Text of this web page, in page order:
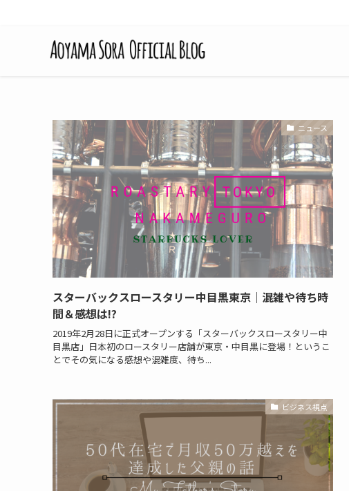
ニュース
スターバックスロースタリー中目黒東京｜混雑や待ち時
間＆感想は!?
2019年2月28日に正式オープンする「スターバックスロースタリー中
目黒店」日本初のロースタリー店舗が東京・中目黒に登場！というこ
とでその気になる感想や混雑度、待ち...
ビジネス視点